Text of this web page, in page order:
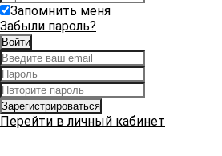
Запомнить меня
Забыли пароль?
Перейти в личный кабинет